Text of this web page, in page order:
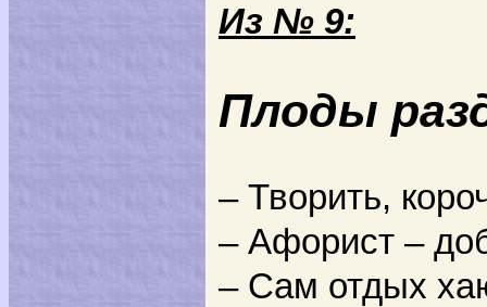
Из № 9:
Плоды
– Творить,
– Афорист –
– Сам отдых